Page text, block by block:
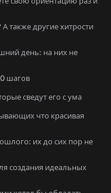
также другие хитрости
день: на них не
шагов
сведут его с ума
что красивая
их до сих пор не
создания идеальных